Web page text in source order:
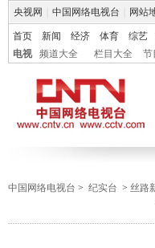
央视网 中国网络电视台 网站
首页 新闻 经济 体育 综艺
电视
频道大全 栏目大全 节
中国网络电视台 > 纪实台 > 丝路